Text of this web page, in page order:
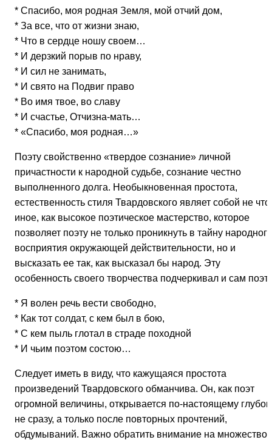
* Спасибо, моя родная Земля, мой отчий дом,
* За все, что от жизни знаю,
* Что в сердце ношу своем…
* И дерзкий порыв по нраву,
* И сил не занимать,
* И свято на Подвиг право
* Во имя твое, во славу
* И счастье, Отчизна-мать…
* «Спасибо, моя родная…»
Поэту свойственно «твердое сознание» личной
причастности к народной судьбе, сознание честно
выполненного долга. Необыкновенная простота,
естественность стиля Твардовского являет собой не что
иное, как высокое поэтическое мастерство, которое
позволяет поэту не только проникнуть в тайну народного
восприятия окружающей действительности, но и
высказать ее так, как высказал бы народ. Эту
особенность своего творчества подчеркивал и сам поэт:
* Я волен речь вести свободно,
* Как тот солдат, с кем был в бою,
* С кем пыль глотал в страде походной
* И чьим поэтом состою…
Следует иметь в виду, что кажущаяся простота
произведений Твардовского обманчива. Он, как поэт
огромной величины, открывается по-настоящему
не сразу, а только после повторных прочтений,
обдумываний. Важно обратить внимание на множество